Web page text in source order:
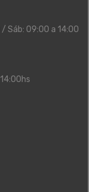
/ Sáb: 09:00 a 14:00